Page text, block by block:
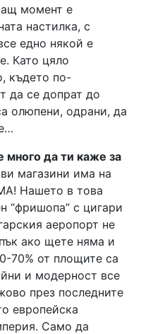
момент е
настилка, с
едно някой е
Като цяло
където по-
да се допрат до
олюпени, одрани, да
да ти каже за
магазини има на
Нашето в това
“фришопа” с цигари
аеропорт не
ако щете няма и
70% от площите са
и модерност все
през последните
европейска
Само да